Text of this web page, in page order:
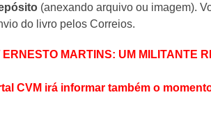
(anexando arquivo ou imagem).
do livro pelos Correios.
ERNESTO MARTINS: UM MILITANTE
CVM irá informar também o